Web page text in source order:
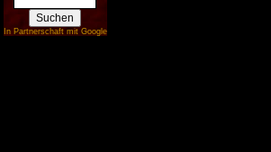
In Partnerschaft mit Google